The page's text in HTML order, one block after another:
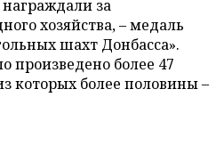
за
хозяйства, – медаль
шахт Донбасса».
произведено более 47
которых более половины –